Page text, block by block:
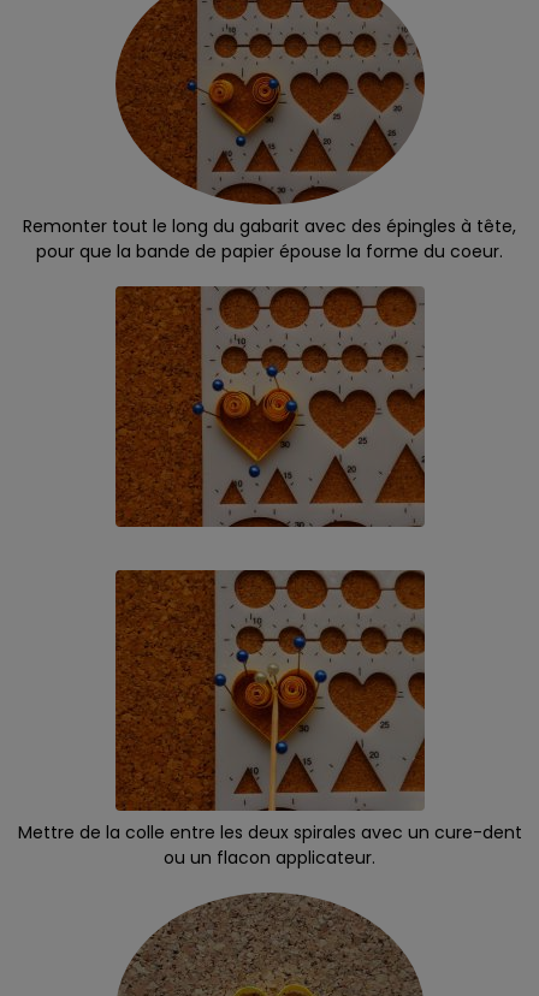
Remonter tout le long du gabarit avec des épingles à tête,
pour que la bande de papier épouse la forme du coeur.
Mettre de la colle entre les deux spirales avec un cure-dent
ou un flacon applicateur.